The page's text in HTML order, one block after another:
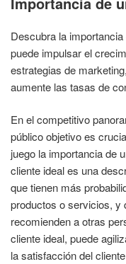
Descubra la
puede impulsar el
estrategias de
aumente las tasas de
En el competitivo
público objetivo es
juego la importancia de
cliente ideal es una
que tienen más
productos o servicios, y
recomienden a otras
cliente ideal, puede
la satisfacción del